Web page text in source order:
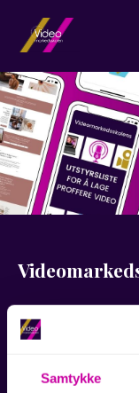
Samtykke
videoblogg!